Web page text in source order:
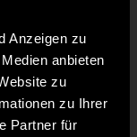
Anzeigen zu
anbieten
zu
zu Ihrer
Partner für
14